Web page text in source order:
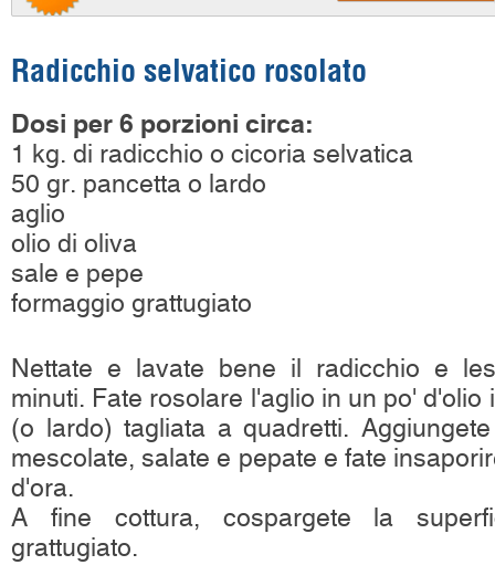
Radicchio selvatico rosolato
Dosi per 6 porzioni circa:
1 kg. di radicchio o cicoria selvatica
50 gr. pancetta o lardo
aglio
olio di oliva
sale e pepe
formaggio grattugiato
Nettate e lavate bene il radicchio e
minuti. Fate rosolare l'aglio in un po' d'olio
(o lardo) tagliata a quadretti.
mescolate, salate e pepate e fate
d'ora.
A fine cottura, cospargete la
grattugiato.